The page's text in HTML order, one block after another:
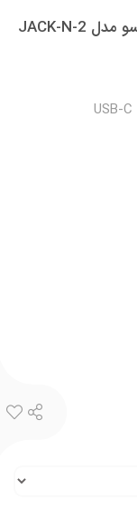
مبدل USB-C به جک 3.5 میلی متری نوکسو مدل JACK-N-2